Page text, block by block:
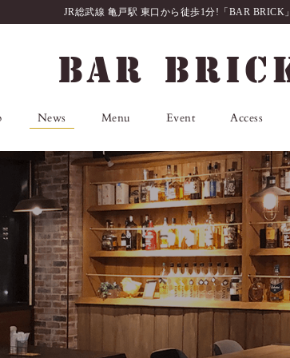
JR総武線 亀戸駅 東口から徒歩1分!「BAR BRICK」
News Menu Event Access